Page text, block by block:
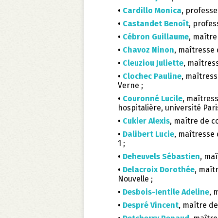
• Cardillo Monica,
• Castandet Benoît,
• Cébron Guillaume,
• Chavoz Ninon, maîtresse
• Cleuziou Juliette,
• Clochec Pauline,
Verne ;
• Couronné Lucile,
hospitalière, université
• Cukier Alexis, maître de
• Dalibert Lucie, maîtresse
1 ;
• Deheuvels Sébastien,
• Delacroix Dorothée,
Nouvelle ;
• Desbois-Ientile Adeline,
• Despré Vincent, maître